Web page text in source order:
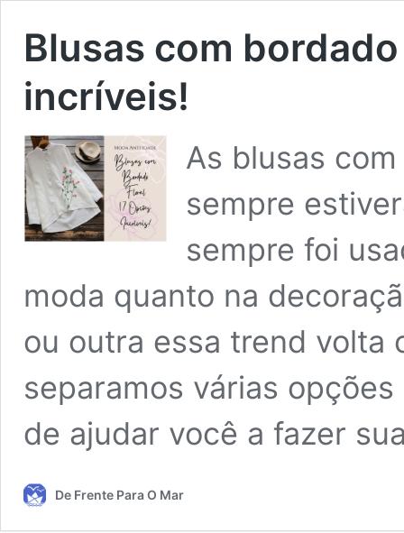
Blusas com
incríveis!
As blusas
sempre
sempre foi
moda quanto na
ou outra essa trend volta
separamos várias
de ajudar você a fazer
De Frente Para O Mar